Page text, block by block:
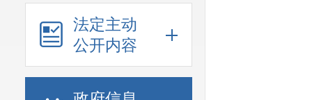
法定主动
公开内容